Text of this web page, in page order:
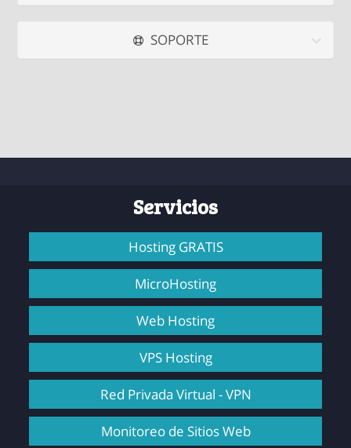
SOPORTE
Servicios
Hosting GRATIS
MicroHosting
Web Hosting
VPS Hosting
Red Privada Virtual - VPN
Monitoreo de Sitios Web